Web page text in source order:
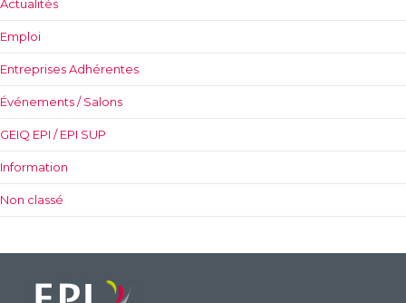
Actualités
Emploi
Entreprises Adhérentes
Événements / Salons
GEIQ EPI / EPI SUP
Information
Non classé